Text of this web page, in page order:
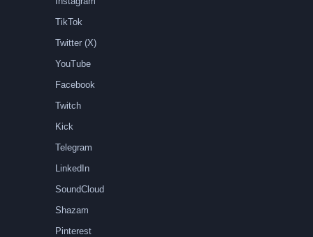
TikTok
Twitter (X)
YouTube
Facebook
Twitch
Kick
Telegram
LinkedIn
SoundCloud
Shazam
Pinterest